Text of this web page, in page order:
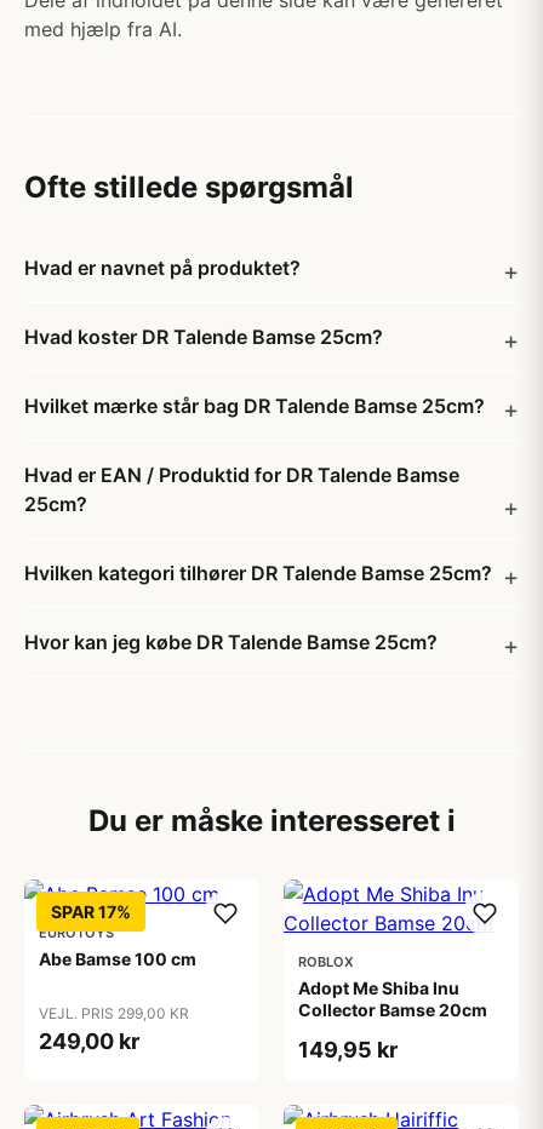
med hjælp fra AI.
Ofte stillede spørgsmål
Hvad er navnet på produktet?
Hvad koster DR Talende Bamse 25cm?
Hvilket mærke står bag DR Talende Bamse 25cm?
Hvad er EAN / Produktid for DR Talende Bamse
25cm?
Hvilken kategori tilhører DR Talende Bamse 25cm?
Hvor kan jeg købe DR Talende Bamse 25cm?
Du er måske interesseret i
SPAR 17%
EUROTOYS
Abe Bamse 100 cm
VEJL. PRIS 299,00 KR
249,00 kr
ROBLOX
Adopt Me Shiba Inu
Collector Bamse 20cm
149,95 kr